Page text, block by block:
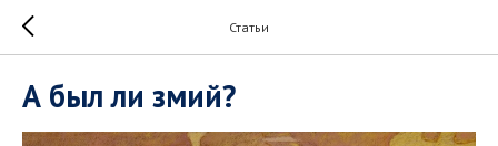
Статьи
А был ли змий?